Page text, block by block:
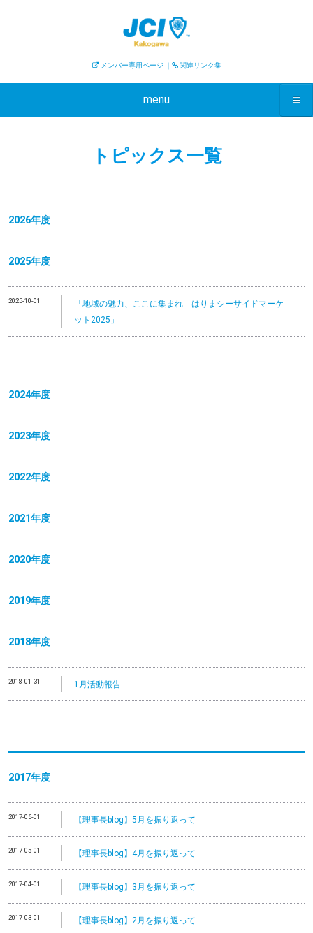
メンバー専用ページ ｜ 関連リンク集
menu
トピックス一覧
2026年度
2025年度
2025-10-01
「地域の魅力、ここに集まれ はりまシーサイドマーケ
ット2025」
2024年度
2023年度
2022年度
2021年度
2020年度
2019年度
2018年度
2018-01-31 1月活動報告
2017年度
2017-06-01 【理事長blog】5月を振り返って
2017-05-01 【理事長blog】4月を振り返って
2017-04-01 【理事長blog】3月を振り返って
2017-03-01 【理事長blog】2月を振り返って